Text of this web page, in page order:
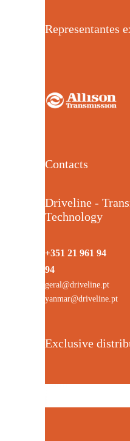
Representantes
Contacts
Driveline -
Technology
+351 21 961 94
94
geral@driveline.pt
yanmar@driveline.pt
Exclusive